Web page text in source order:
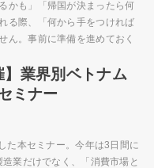
かも」「帰国が決まったら何
る際、「何から手をつければ
ん。事前に準備を進めておく
】業界別ベトナム
ミナー
た本セミナー。今年は3日間に
業だけでなく、「消費市場と